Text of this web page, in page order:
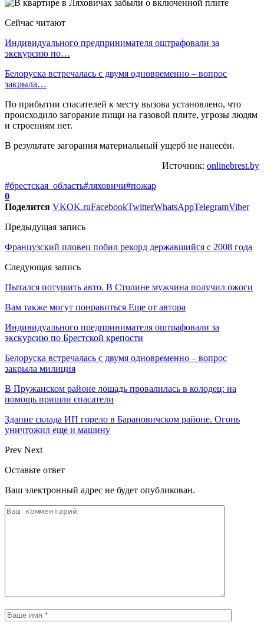
Сейчас читают
Индивидуального предпринимателя оштрафовали за
экскурсию по…
Белоруска встречалась с двумя одновременно – вопрос
закрыла…
По прибытии спасателей к месту вызова установлено, что
происходило загорание пищи на газовой плите, угрозы людям
и строениям нет.
В результате загорания материальный ущерб не нанесён.
Источник: onlinebrest.by
#брестская_область#ляховичи#пожар
0
Поделится VKOK.ruFacebookTwitterWhatsAppTelegramViber
Предыдущая запись
Французский пловец побил рекорд державшийся с 2008 года
Следующая запись
Пытался потушить авто. В Столине мужчина получил ожоги
Вам также могут понравиться Еще от автора
Индивидуального предпринимателя оштрафовали за
экскурсию по Брестской крепости
Белоруска встречалась с двумя одновременно – вопрос
закрыла милиция
В Пружанском районе лошадь провалилась в колодец: на
помощь пришли спасатели
Здание склада ИП горело в Барановичском районе. Огонь
уничтожил еще и машину
Prev Next
Оставьте ответ
Ваш электронный адрес не будет опубликован.